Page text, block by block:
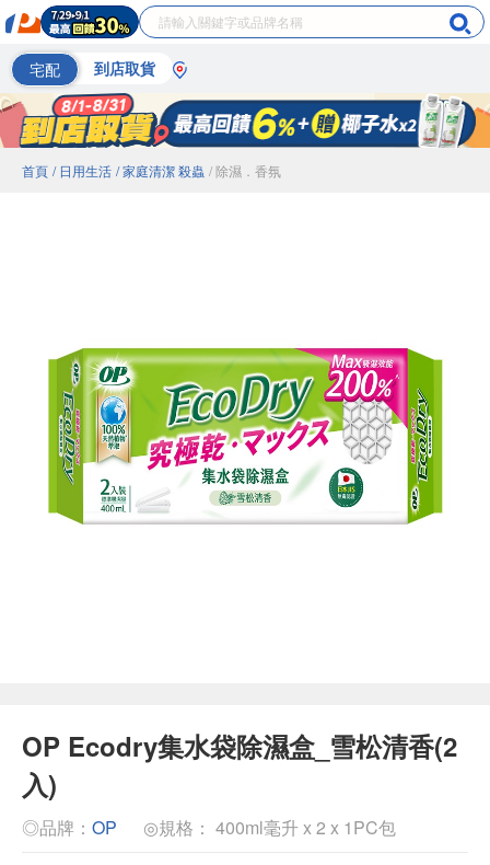
宅配 到店取貨
首頁 / 日用生活 / 家庭清潔 殺蟲 / 除濕．香氛
OP Ecodry集水袋除濕盒_雪松清香(2
入)
◎品牌： OP ◎規格： 400ml毫升 x 2 x 1PC包